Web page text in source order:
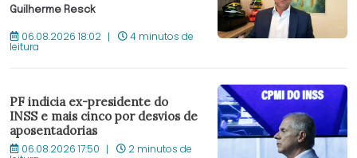
Guilherme Resck
06.08.2026 18:02 4 minutos de
leitura
PF indicia ex-presidente do
INSS e mais cinco por desvios de
aposentadorias
06.08.2026 17:50 2 minutos de